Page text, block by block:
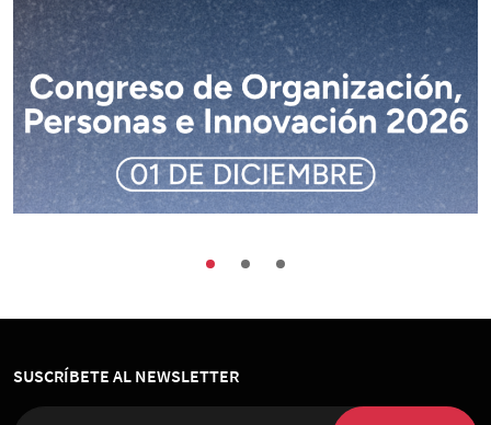
01 de Diciembre 2026, 08:00 horas
SUSCRÍBETE AL NEWSLETTER